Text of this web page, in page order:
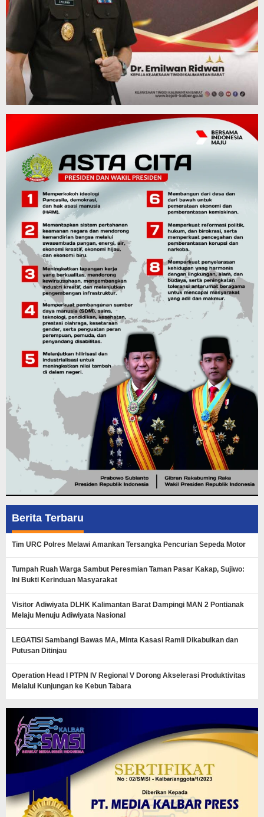
Berita Terbaru
Tim URC Polres Melawi Amankan Tersangka Pencurian Sepeda Motor
Tumpah Ruah Warga Sambut Peresmian Taman Pasar Kakap, Sujiwo:
Ini Bukti Kerinduan Masyarakat
Visitor Adiwiyata DLHK Kalimantan Barat Dampingi MAN 2 Pontianak
Melaju Menuju Adiwiyata Nasional
LEGATISI Sambangi Bawas MA, Minta Kasasi Ramli Dikabulkan dan
Putusan Ditinjau
Operation Head I PTPN IV Regional V Dorong Akselerasi Produktivitas
Melalui Kunjungan ke Kebun Tabara